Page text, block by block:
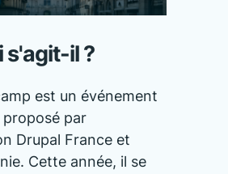
s'agit-il ?
est un événement
proposé par
Drupal France et
Cette année, il se